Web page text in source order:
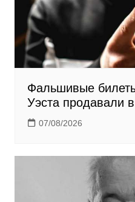
Фальшивые
Уэста продавали
07/08/2026